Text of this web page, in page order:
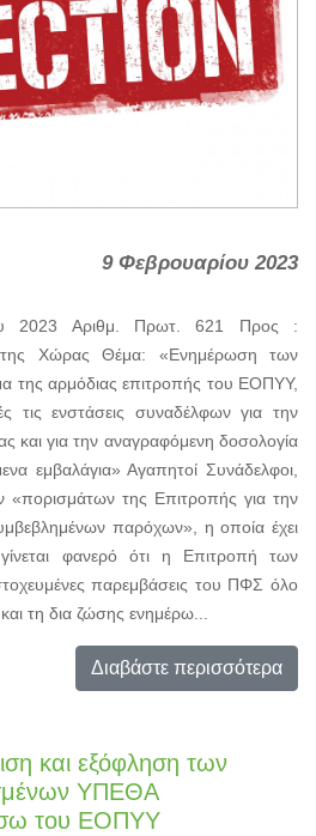
9 Φεβρουαρίου 2023
2023 Αριθμ. Πρωτ. 621 Προς :
της Χώρας Θέμα: «Ενημέρωση των
της αρμόδιας επιτροπής του ΕΟΠΥΥ,
τις ενστάσεις συναδέλφων για την
και για την αναγραφόμενη δοσολογία
εμβαλάγια» Αγαπητοί Συνάδελφοι,
της Επιτροπής για την
παρόχων», η οποία έχει
φανερό ότι η Επιτροπή των
παρεμβάσεις του ΠΦΣ όλο
τη δια ζώσης ενημέρω...
Διαβάστε περισσότερα
και εξόφληση των
ΥΠΕΘΑ
του ΕΟΠΥΥ